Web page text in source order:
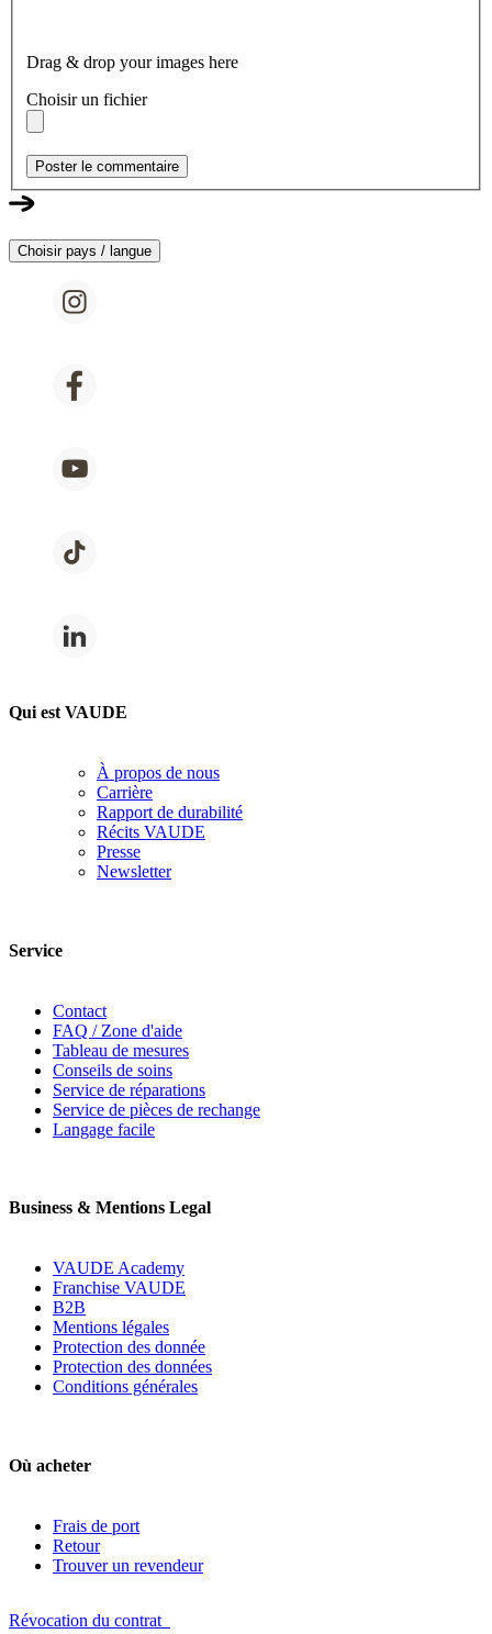
Drag & drop your images here
Choisir un fichier
Poster le commentaire
Choisir pays / langue
Qui est VAUDE
À propos de nous
Carrière
Rapport de durabilité
Récits VAUDE
Presse
Newsletter
Service
Contact
FAQ / Zone d'aide
Tableau de mesures
Conseils de soins
Service de réparations
Service de pièces de rechange
Langage facile
Business & Mentions Legal
VAUDE Academy
Franchise VAUDE
B2B
Mentions légales
Protection des donnée
Protection des données
Conditions générales
Où acheter
Frais de port
Retour
Trouver un revendeur
Révocation du contrat